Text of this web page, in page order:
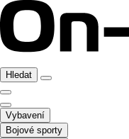
Hledat
Vybavení
Bojové sporty